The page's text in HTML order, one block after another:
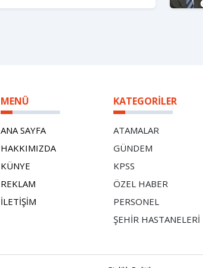
MENÜ
ANA SAYFA
HAKKIMIZDA
KÜNYE
REKLAM
İLETİŞİM
KATEGORILER
ATAMALAR
GÜNDEM
KPSS
ÖZEL HABER
PERSONEL
ŞEHİR HASTANELERİ